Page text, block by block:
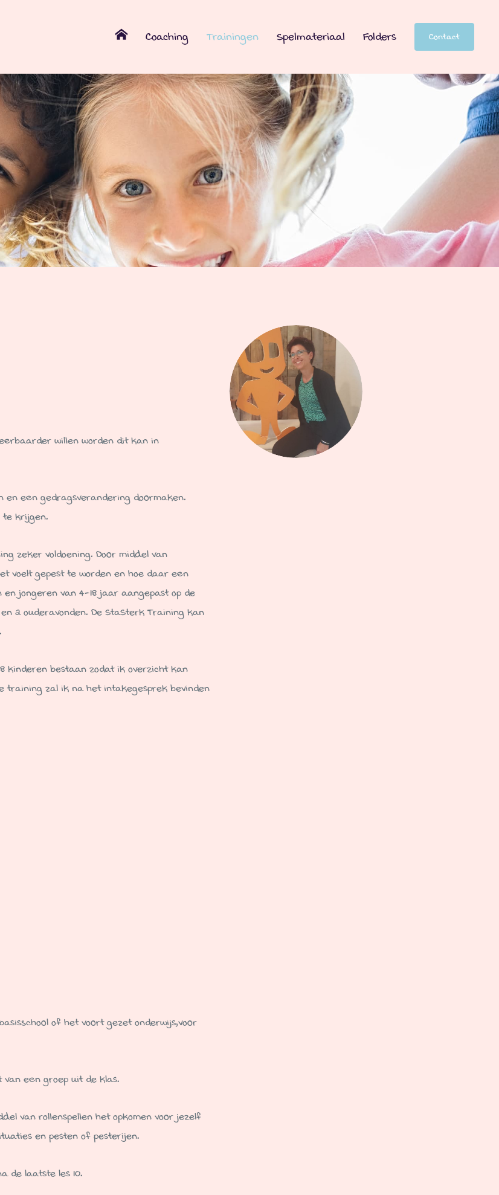
Coaching Trainingen Spelmateriaal Folders Contact
willen worden dit kan in
een gedragsverandering doormaken.
krijgen.
zeker voldoening. Door middel van
voelt gepest te worden en hoe daar een
jongeren van 4-18 jaar aangepast op de
2 ouderavonden. De StaSterk Training kan
kinderen bestaan zodat ik overzicht kan
training zal ik na het intakegesprek bevinden
of het voort gezet onderwijs,voor
een groep uit de klas.
van rollenspellen het opkomen voor jezelf
en pesten of pesterijen.
de laatste les 10.